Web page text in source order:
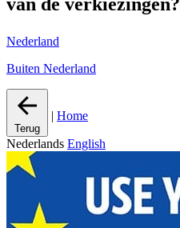
van de verkiezingen?
Nederland
Buiten Nederland
Terug
| Home
Nederlands English